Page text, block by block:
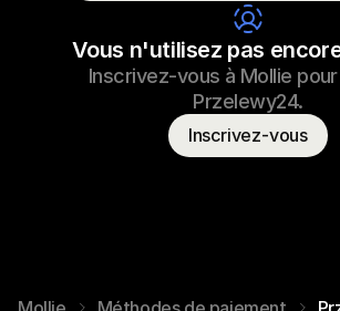
Vous n'utilisez pas
Inscrivez-vous à Mollie
Przelewy24.
Inscrivez-vous